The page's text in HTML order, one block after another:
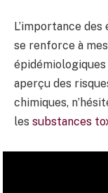
L’importance
se renforce à
aperçu des
chimiques,
les substances